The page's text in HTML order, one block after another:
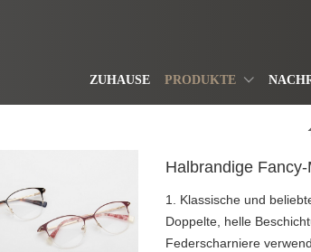
ZUHAUSE PRODUKTE
Halbrandige
1. Klassische und
Doppelte, helle
Federscharniere